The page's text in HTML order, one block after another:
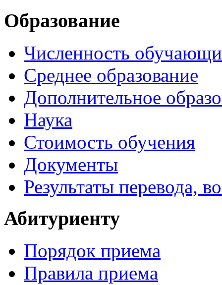
Образование
Численность
Среднее образование
Дополнительное
Наука
Стоимость обучения
Документы
Результаты перевода,
Абитуриенту
Порядок приема
Правила приема